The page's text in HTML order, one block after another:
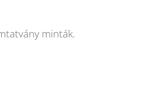
minták.